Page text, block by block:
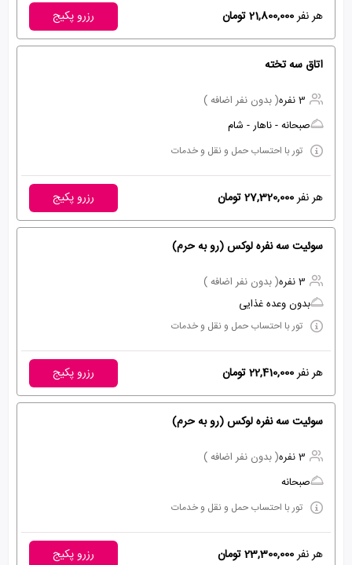
هر نفر21,800,000 تومان رزرو پکیج
اتاق سه تخته
3 نفره
( بدون نفر اضافه )
صبحانه - ناهار - شام
تور با احتساب حمل و نقل و خدمات
هر نفر27,320,000 تومان رزرو پکیج
سوئیت سه نفره لوکس (رو به حرم)
3 نفره
( بدون نفر اضافه )
بدون وعده غذایی
تور با احتساب حمل و نقل و خدمات
هر نفر22,410,000 تومان رزرو پکیج
سوئیت سه نفره لوکس (رو به حرم)
3 نفره
( بدون نفر اضافه )
صبحانه
تور با احتساب حمل و نقل و خدمات
هر نفر23,300,000 تومان رزرو پکیج